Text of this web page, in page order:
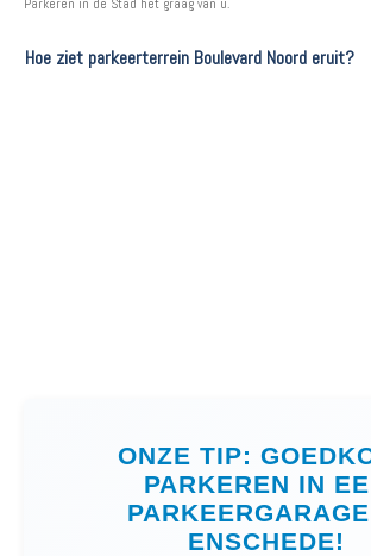
Parkeren in de Stad het graag van u.
Hoe ziet parkeerterrein Boulevard Noord eruit?
ONZE TIP:
PARKEREN IN
ENSCHEDE!